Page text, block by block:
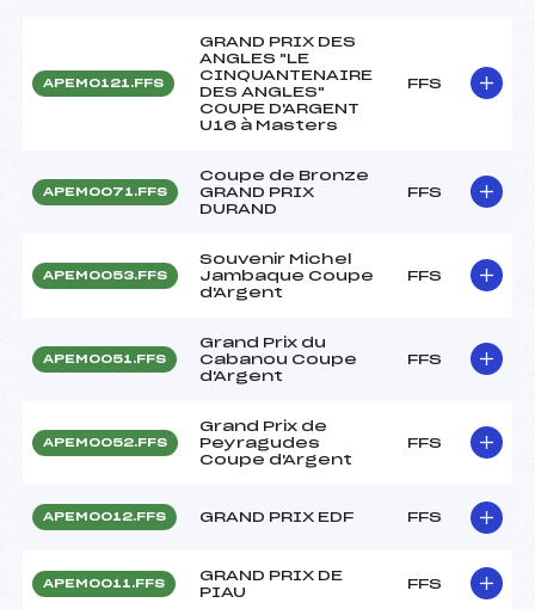
APEM0121.FFS
GRAND PRIX DES
ANGLES "LE
CINQUANTENAIRE
DES ANGLES"
COUPE D'ARGENT
U16 à Masters
FFS
APEM0071.FFS
Coupe de Bronze
GRAND PRIX
DURAND
FFS
APEM0053.FFS
Souvenir Michel
Jambaque Coupe
d'Argent
FFS
APEM0051.FFS
Grand Prix du
Cabanou Coupe
d'Argent
FFS
APEM0052.FFS
Grand Prix de
Peyragudes
Coupe d'Argent
FFS
APEM0012.FFS GRAND PRIX EDF FFS
APEM0011.FFS
GRAND PRIX DE
PIAU
FFS